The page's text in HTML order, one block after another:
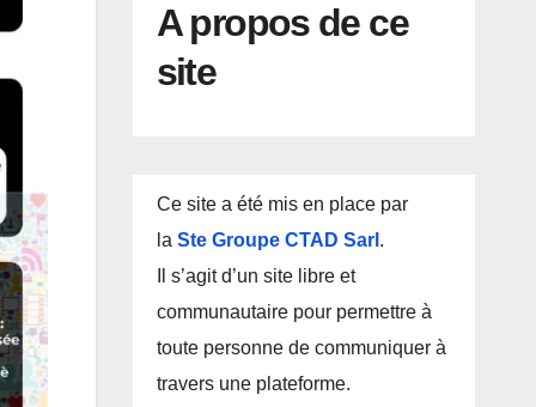
A propos de ce
site
Ce site a été mis en place par
la Ste Groupe CTAD Sarl .
Il s’agit d’un site libre et
communautaire pour permettre à
toute personne de communiquer à
travers une plateforme.